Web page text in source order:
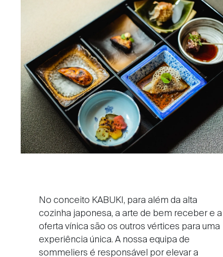
No conceito KABUKI, para além da alta
cozinha japonesa, a arte de bem receber e a
oferta vínica são os outros vértices para uma
experiência única. A nossa equipa de
sommeliers é responsável por elevar a